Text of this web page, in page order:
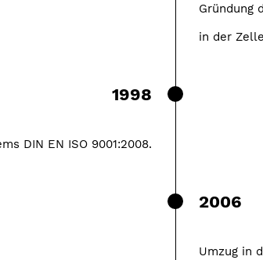
Gründung
in der
1998
DIN EN ISO 9001:2008.
2006
Umzug in